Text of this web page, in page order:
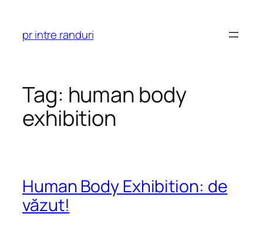
content
pr intre randuri
Tag: human body
exhibition
Human Body Exhibition: de
văzut!